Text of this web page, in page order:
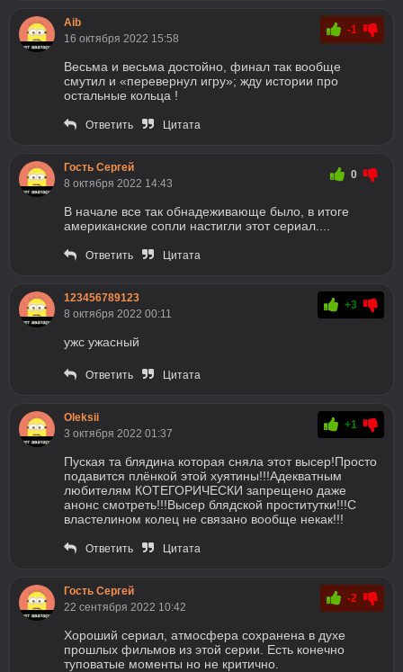
Aib
16 октября 2022 15:58
-1
Весьма и весьма достойно, финал так вообще
смутил и «перевернул игру»; жду истории про
остальные кольца !
Ответить Цитата
Гость Сергей
8 октября 2022 14:43
0
В начале все так обнадеживающе было, в итоге
американские сопли настигли этот сериал....
Ответить Цитата
123456789123
8 октября 2022 00:11
+3
ужс ужасный
Ответить Цитата
Oleksii
3 октября 2022 01:37
+1
Пуская та блядина которая сняла этот высер!Просто
подавится плёнкой этой хуятины!!!Адекватным
любителям КОТЕГОРИЧЕСКИ запрещено даже
анонс смотреть!!!Высер блядской проститутки!!!С
властелином колец не связано вообще некак!!!
Ответить Цитата
Гость Сергей
22 сентября 2022 10:42
-2
Хороший сериал, атмосфера сохранена в духе
прошлых фильмов из этой серии. Есть конечно
туповатые моменты но не критично.